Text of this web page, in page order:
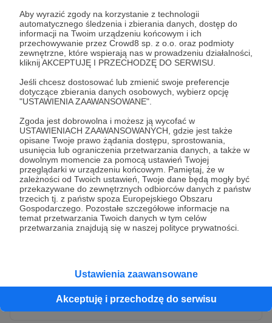
Aby wyrazić zgody na korzystanie z technologii
automatycznego śledzenia i zbierania danych, dostęp do
informacji na Twoim urządzeniu końcowym i ich
przechowywanie przez Crowd8 sp. z o.o. oraz podmioty
zewnętrzne, które wspierają nas w prowadzeniu działalności,
kliknij AKCEPTUJĘ I PRZECHODZĘ DO SERWISU.
Jeśli chcesz dostosować lub zmienić swoje preferencje
dotyczące zbierania danych osobowych, wybierz opcję
"USTAWIENIA ZAAWANSOWANE".
Zgoda jest dobrowolna i możesz ją wycofać w
USTAWIENIACH ZAAWANSOWANYCH, gdzie jest także
opisane Twoje prawo żądania dostępu, sprostowania,
usunięcia lub ograniczenia przetwarzania danych, a także w
dowolnym momencie za pomocą ustawień Twojej
przeglądarki w urządzeniu końcowym. Pamiętaj, że w
zależności od Twoich ustawień, Twoje dane będą mogły być
przekazywane do zewnętrznych odbiorców danych z państw
trzecich tj. z państw spoza Europejskiego Obszaru
Gospodarczego. Pozostałe szczegółowe informacje na
temat przetwarzania Twoich danych w tym celów
przetwarzania znajdują się w naszej polityce prywatności.
Ustawienia zaawansowane
Akceptuję i przechodzę do serwisu
dodatkowe pytania
Treść wiadomości *
* Wyrażam zgodę na przetwarzanie moich danych
osobowych przez Patronite
Administratorem Twoich danych osobowych jest Crowd8 sp. z o.o.
z siedziba w Warszawie, ul. Żwirki i Wigury 16, 02-092 Warszawa.
Twoje dane osobowe będą przetwarzane w szczególności w celu
wykonania umowy zawartej z Tobą, w tym do umożliwienia
Gwarantujemy spełnienie wszystkich Twoich praw wynikających
z ogólnego rozporządzenia o ochronie danych, tj. prawo dostępu,
sprostowania oraz usunięcia Twoich danych, ograniczenia ich
rozwiń zgodę
Wyślij zgłoszenie